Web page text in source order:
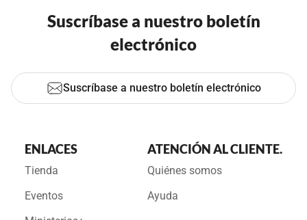
Suscríbase a nuestro boletín
electrónico
Suscríbase a nuestro boletín electrónico
ENLACES
Tienda
Eventos
ATENCIÓN AL CLIENTE.
Quiénes somos
Ayuda